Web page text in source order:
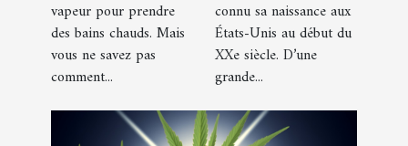
vapeur pour prendre
des bains chauds. Mais
vous ne savez pas
comment...
connu sa naissance aux
États-Unis au début du
XXe siècle. D’une
grande...